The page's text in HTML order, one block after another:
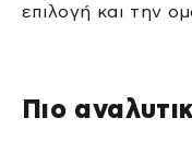
επιλογή και την
Πιο